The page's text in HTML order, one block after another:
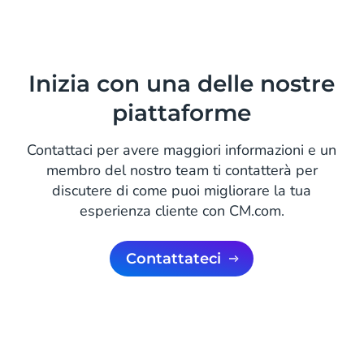
Inizia con una delle nostre
piattaforme
Contattaci per avere maggiori informazioni e un
membro del nostro team ti contatterà per
discutere di come puoi migliorare la tua
esperienza cliente con CM.com.
Contattateci